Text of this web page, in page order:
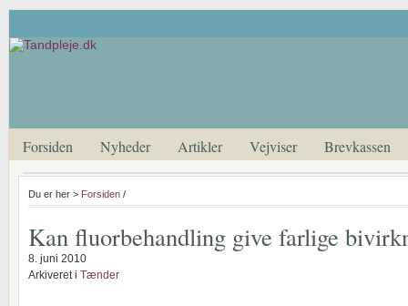
Forsiden Nyheder Artikler Vejviser Brevkassen
Du er her > Forsiden /
Kan fluorbehandling give farlige
8. juni 2010
Arkiveret i Tænder